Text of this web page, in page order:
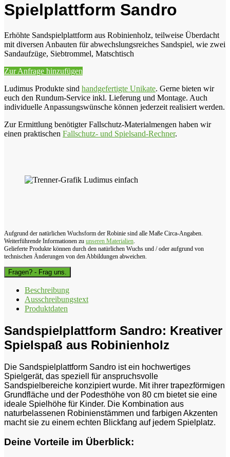
Spielplattform Sandro
Erhöhte Sandspielplattform aus Robinienholz, teilweise Überdacht
mit diversen Anbauten für abwechslungsreiches Sandspiel, wie zwei
Sandaufzüge, Siebtrommel, Matschtisch
Zur Anfrage hinzufügen
Ludimus Produkte sind handgefertigte Unikate. Gerne bieten wir
euch den Rundum-Service inkl. Lieferung und Montage. Auch
individuelle Anpassungswünsche können jederzeit realisiert werden.
Zur Ermittlung benötigter Fallschutz-Materialmengen haben wir
einen praktischen Fallschutz- und Spielsand-Rechner.
Aufgrund der natürlichen Wuchsform der Robinie sind alle Maße Circa-Angaben.
Weiterführende Informationen zu unseren Materialien.
Gelieferte Produkte können durch den natürlichen Wuchs und / oder aufgrund von
technischen Änderungen von den Abbildungen abweichen.
Fragen? - Frag uns.
Beschreibung
Ausschreibungstext
Produktdaten
Sandspielplattform Sandro: Kreativer
Spielspaß aus Robinienholz
Die Sandspielplattform Sandro ist ein hochwertiges
Spielgerät, das speziell für anspruchsvolle
Sandspielbereiche konzipiert wurde. Mit ihrer trapezförmigen
Grundfläche und der Podesthöhe von 80 cm bietet sie eine
ideale Spielhöhe für Kinder. Die Kombination aus
naturbelassenen Robinienstämmen und farbigen Akzenten
macht sie zu einem echten Blickfang auf jedem Spielplatz.
Deine Vorteile im Überblick: